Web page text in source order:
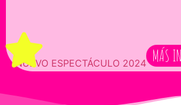
NUEVO ESPECTÁCULO 2024 MÁS